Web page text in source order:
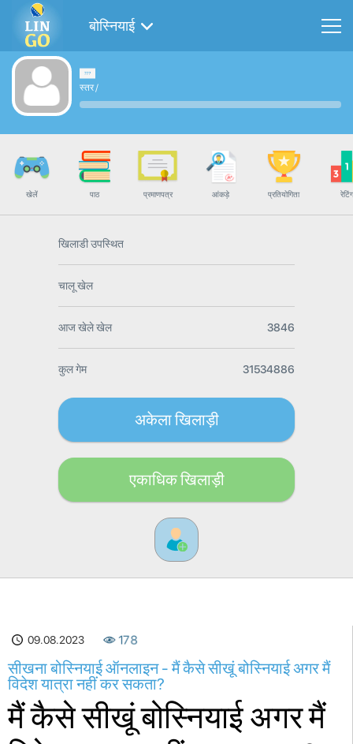
बोस्नियाई
स्तर/
खेलें पाठ प्रमाणपत्र आंकड़े प्रतियोगिता रेटिंग
खिलाडी उपस्थित
चालू खेल
आज खेले खेल 3846
कुल गेम 31534886
अकेला खिलाड़ी
एकाधिक खिलाड़ी
09.08.2023 178
सीखना बोस्नियाई ऑनलाइन - मैं कैसे सीखूं बोस्नियाई अगर मैं
विदेश यात्रा नहीं कर सकता?
मैं कैसे सीखूं बोस्नियाई अगर मैं